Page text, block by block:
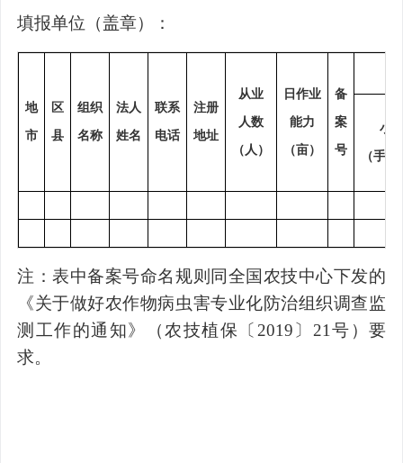
填报单位（盖章）：
地
市
区
县
组织
名称
法人
姓名
联系
电话
注册
地址
从业
人数
（人）
日作业
能力
（亩）
备
案
号
小
（手
注：表中备案号命名规则同全国农技中心下发的
《关于做好农作物病虫害专业化防治组织调查监
测工作的通知》（农技植保〔 2019 〕 21 号）要
求。